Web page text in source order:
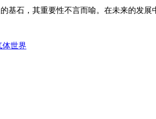
石，其重要性不言而喻。在未来的发展
体世界